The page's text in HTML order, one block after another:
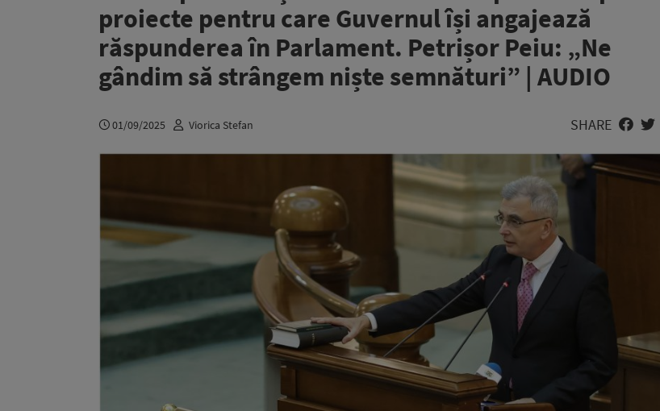
proiecte pentru care Guvernul își angajează
răspunderea în Parlament. Petrișor Peiu: „Ne
gândim să strângem niște semnături” | AUDIO
01/09/2025 Viorica Stefan SHARE